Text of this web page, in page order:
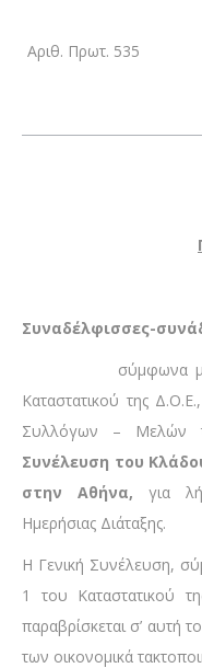
Αριθ. Πρωτ. 535
Συναδέλφισσες-
σύμφωνα με τα
Καταστατικού της
Συλλόγων – Μελών
Συνέλευση του
στην Αθήνα, για
Ημερήσιας Διάταξης.
Η Γενική Συνέλευση,
1 του Καταστατικού
παραβρίσκεται σ’
των οικονομικά